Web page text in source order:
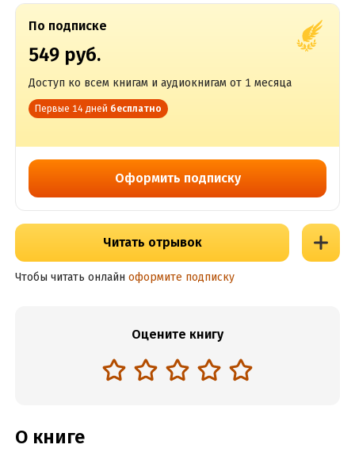
По подписке
549 руб.
Доступ ко всем книгам и аудиокнигам от 1 месяца
Первые 14 дней бесплатно
Оформить подписку
Читать отрывок
Чтобы читать онлайн оформите подписку
Оцените книгу
О книге